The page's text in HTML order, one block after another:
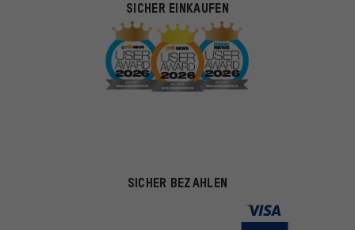
SICHER EINKAUFEN
SICHER BEZAHLEN